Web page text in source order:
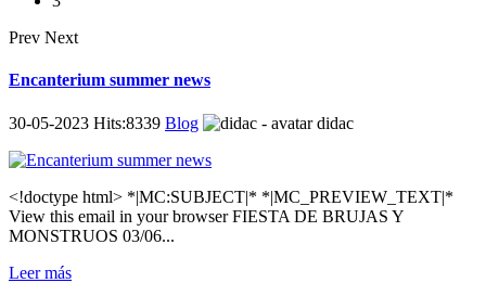
Prev Next
Encanterium summer news
30-05-2023 Hits:8339 Blog didac
<!doctype html> *|MC:SUBJECT|* *|MC_PREVIEW_TEXT|*
View this email in your browser FIESTA DE BRUJAS Y
MONSTRUOS 03/06...
Leer más